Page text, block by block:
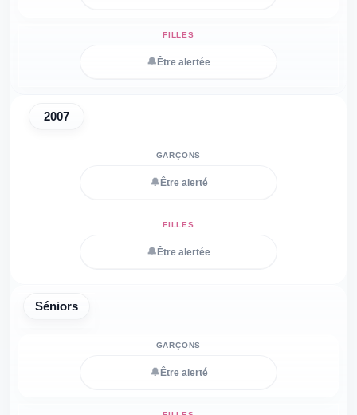
🔔 Être alertée
2007
🔔 Être alerté
🔔 Être alertée
Séniors
🔔 Être alerté